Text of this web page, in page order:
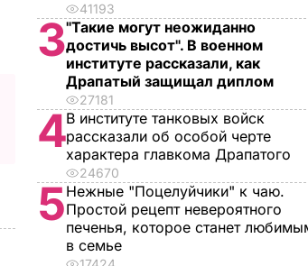
41193
3"Такие могут неожиданно
достичь высот". В военном
институте рассказали, как
Драпатый защищал диплом
27181
4В институте танковых войск
рассказали об особой черте
характера главкома Драпатого
24670
5Нежные "Поцелуйчики" к чаю.
Простой рецепт невероятного
печенья, которое станет
в семье